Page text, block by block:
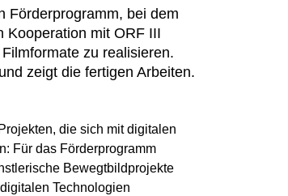
Förderprogramm, bei dem
Kooperation mit ORF III
zu realisieren.
zeigt die fertigen Arbeiten.
die sich mit digitalen
Für das Förderprogramm
Bewegtbildprojekte
Technologien